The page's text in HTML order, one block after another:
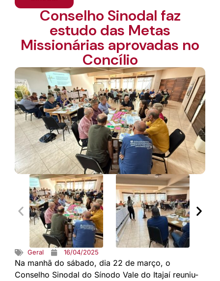
Conselho Sinodal faz
estudo das Metas
Missionárias aprovadas no
Concílio
Geral 16/04/2025
Na manhã do sábado, dia 22 de março, o
Conselho Sinodal do Sínodo Vale do Itajaí reuniu-